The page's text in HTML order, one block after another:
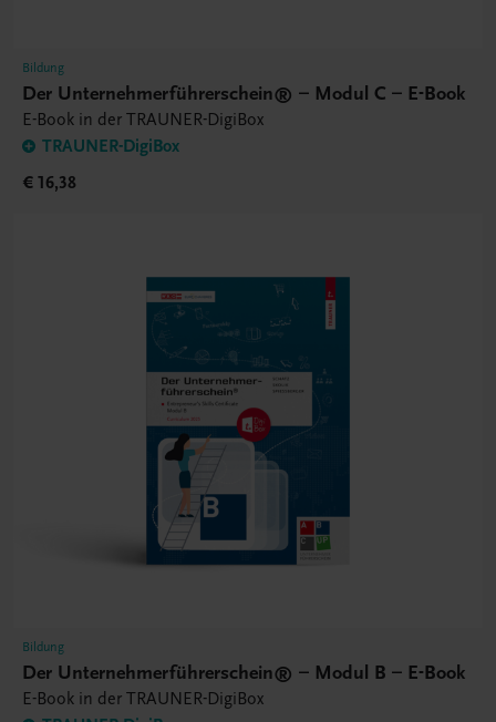
Bildung
Der Unternehmerführerschein® – Modul C – E-Book
E-Book in der TRAUNER-DigiBox
TRAUNER-DigiBox
€ 16,38
Bildung
Der Unternehmerführerschein® – Modul B – E-Book
E-Book in der TRAUNER-DigiBox